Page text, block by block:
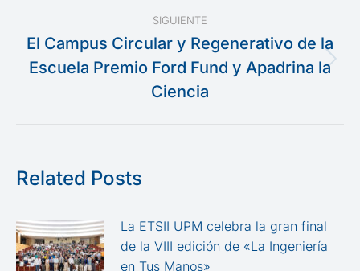
publicaciones
SIGUIENTE
Publicación
siguiente:
El Campus Circular y Regenerativo de la
Escuela Premio Ford Fund y Apadrina la
Ciencia
Related Posts
La ETSII UPM celebra la gran final
de la VIII edición de «La Ingeniería
en Tus Manos»